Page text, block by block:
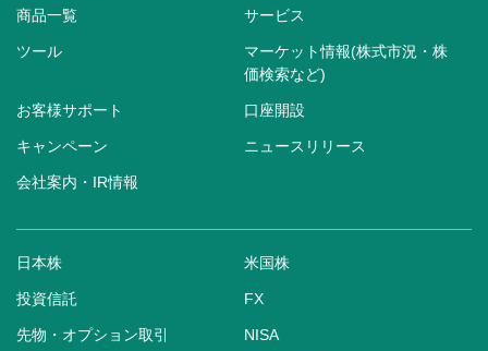
商品一覧 サービス
ツール
マーケット情報(株式市況・株
価検索など)
お客様サポート 口座開設
キャンペーン ニュースリリース
会社案内・IR情報
日本株 米国株
投資信託 FX
先物・オプション取引 NISA